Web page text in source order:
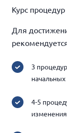
Курс процедур
Для
3
4-5